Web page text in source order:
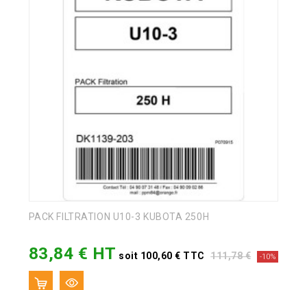
PACK FILTRATION U10-3 KUBOTA 250H
83,84 € HT soit 100,60 € TTC
Prix
111,78 € Prix
-10%